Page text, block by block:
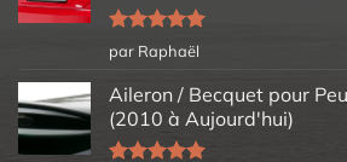
Note5sur
5
par Raphaël
Aileron / Becquet pour
(2010 à Aujourd'hui)